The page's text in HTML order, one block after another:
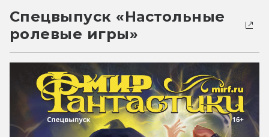
Спецвыпуск «Настольные
ролевые игры»